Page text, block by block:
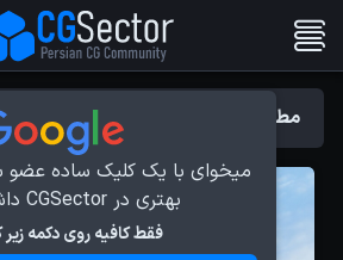
میخوای با یک کلیک ساده عضو
بهتری در CGSector داشته باشی؟
فقط کافیه روی دکمه
مطالب با برچسب : Lumion